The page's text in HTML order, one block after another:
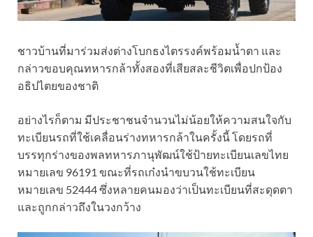
ชาวบ้านที่มาร่วมส่งต่างโบกธงไตรรงค์พร้อมน้ำตา และ
กล่าวขอบคุณทหารกล้าทั้งสองที่เสียสละชีวิตเพื่อปกป้อง
อธิปไตยของชาติ
อย่างไรก็ตาม มีประชาชนจำนวนไม่น้อยให้ความสนใจกับ
ทะเบียนรถที่ใช้เคลื่อนร่างทหารกล้าในครั้งนี้ โดยรถที่
บรรทุกร่างของพลทหารภานุพัฒน์ใช้ป้ายทะเบียนเลขไทย
หมายเลข 96191 ขณะที่รถเก๋งนำขบวนใช้ทะเบียน
หมายเลข 52444 ซึ่งหลายคนมองว่าเป็นทะเบียนที่สะดุดตา
และถูกกล่าวถึงในวงกว้าง